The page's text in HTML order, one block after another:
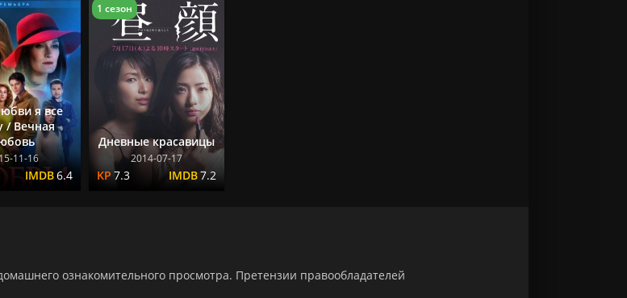
я все
/ Вечная
11-16
6.4
Дневные красавицы
2014-07-17
7.3 7.2
1 сезон
ознакомительного просмотра. Претензии правообладателей